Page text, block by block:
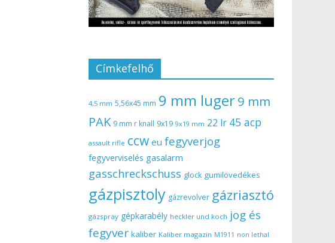
Címkefelhő
4,5 mm 5,56x45 mm 9 mm luger9 mm
PAK 9 mm r knall 9x19 9x19 mm 22 lr 45 acp
assault rifle ccw eu fegyverjog
fegyverviselés gasalarm
gasschreckschuss glock gumilövedékes
gázpisztoly gázrevolver gázriasztó
gázspray gépkarabély heckler und koch jog és
fegyver kaliber Kaliber magazin M1911 non lethal